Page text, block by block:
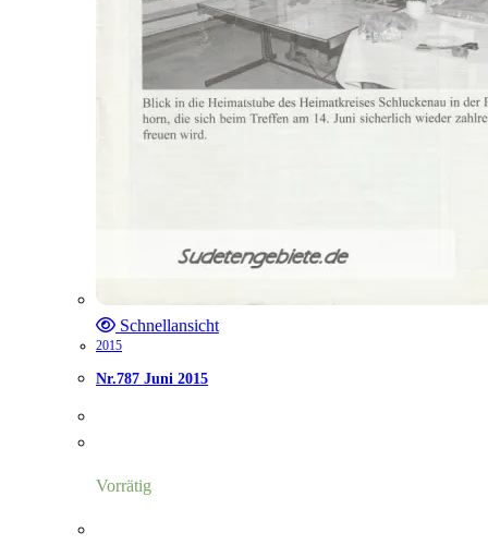
Schnellansicht
2015
Nr.787 Juni 2015
Vorrätig